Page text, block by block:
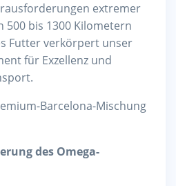
extremer
500 bis 1300 Kilometern
Futter verkörpert unser
für Exzellenz und
Barcelona-Mischung
des Omega-